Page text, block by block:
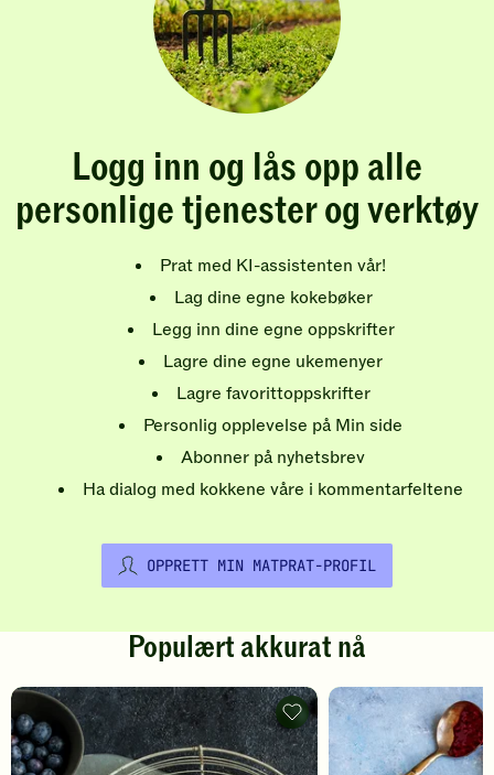
Logg inn og lås opp alle
personlige tjenester og verktøy
Prat med KI-assistenten vår!
Lag dine egne kokebøker
Legg inn dine egne oppskrifter
Lagre dine egne ukemenyer
Lagre favorittoppskrifter
Personlig opplevelse på Min side
Abonner på nyhetsbrev
Ha dialog med kokkene våre i kommentarfeltene
OPPRETT MIN MATPRAT-PROFIL
Populært akkurat nå
Pannekaker
-
legg
til